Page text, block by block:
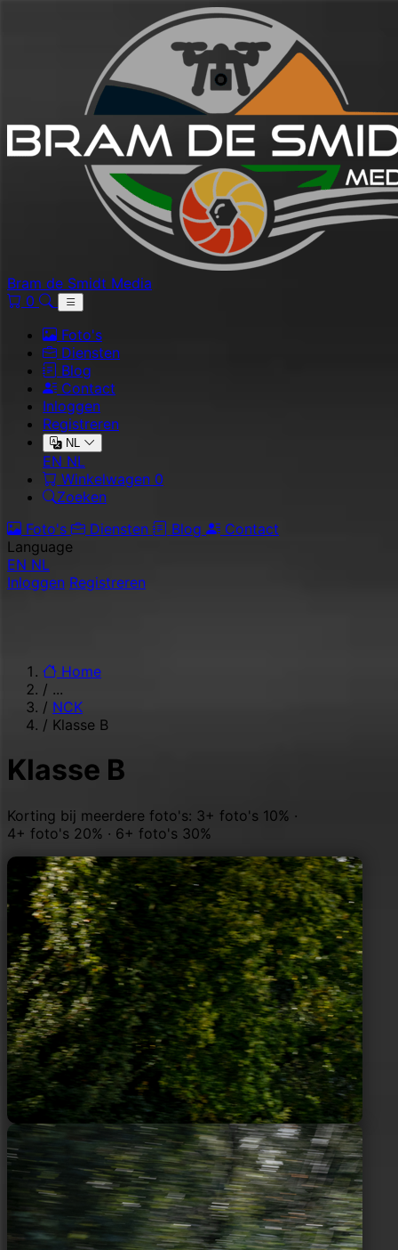
Bram de Smidt Media
0
Foto's
Diensten
Blog
Contact
Inloggen
Registreren
NL
EN NL
Winkelwagen 0
Zoeken
Foto's
Diensten Blog
Contact
Language
EN NL
Inloggen Registreren
Home
/ ...
/ NCK
/ Klasse B
Klasse B
Korting bij meerdere foto's: 3+ foto's 10% ·
4+ foto's 20% · 6+ foto's 30%